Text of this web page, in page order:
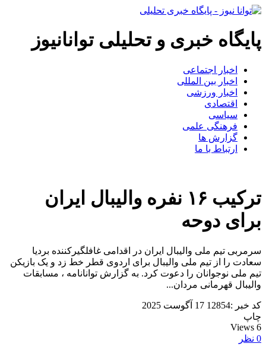
پایگاه خبری و تحلیلی توانانیوز
اخبار اجتماعی
اخبار بین المللی
اخبار ورزشی
اقتصادی
سیاسی
فرهنگی علمی
گزارش ها
ارتباط با ما
ترکیب ۱۶ نفره والیبال ایران
برای دوحه
سرمربی تیم ملی والیبال ایران در اقدامی غافلگیرکننده بردیا
سعادت را از تیم ملی والیبال برای اردوی قطر خط زد و یک بازیکن
تیم ملی نوجوانان را دعوت کرد. به گزارش توانانامه ، مسابقات
والیبال قهرمانی مردان...
کد خبر :12854
17 آگوست 2025
چاپ
6
Views
0 نظر